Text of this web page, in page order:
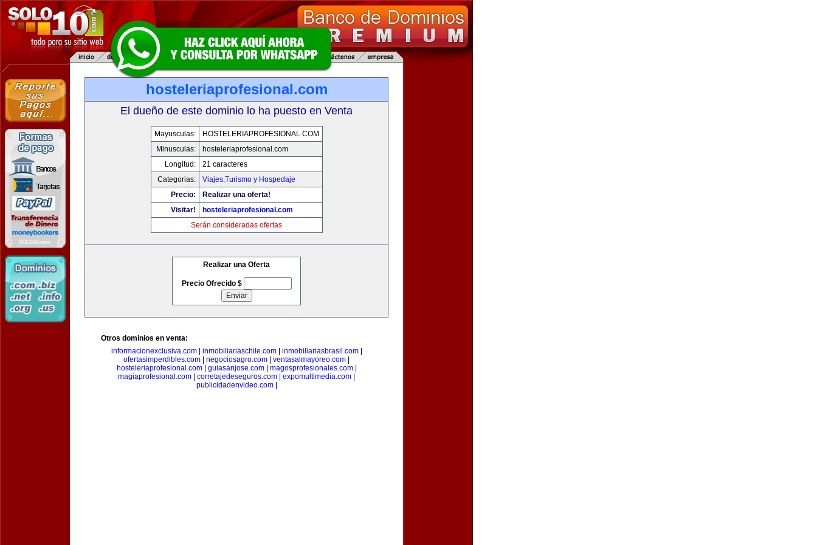
hosteleriaprofesional.com
El dueño de este dominio lo ha puesto en Venta
Mayusculas:
HOSTELERIAPROFESIONAL.COM
Minusculas:
hosteleriaprofesional.com
Longitud:
21 caracteres
Categorias:
Viajes,Turismo y Hospedaje
Precio:
Realizar una oferta!
Visitar!
hosteleriaprofesional.com
Serán consideradas ofertas
Realizar una Oferta
Precio Ofrecido $
Otros dominios en venta:
informacionexclusiva.com| inmobiliariaschile.com| inmobiliariasbrasil.com|
ofertasimperdibles.com
negociosagro.com ventasalmayoreo.com
hosteleriaprofesional.com| guiasanjose.com| magosprofesionales.com|
magiaprofesional.com
corretajedeseguros.com expomultimedia.com
publicidadenvideo.com|